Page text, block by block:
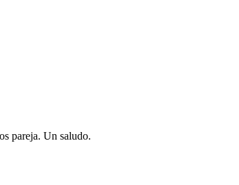
pareja. Un saludo.